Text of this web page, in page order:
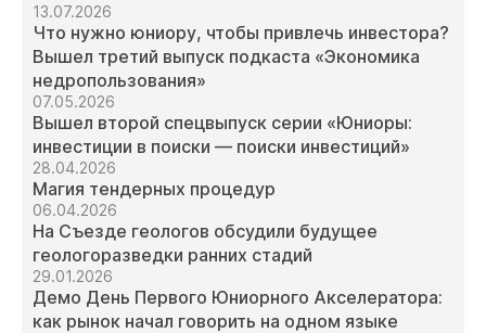
13.07.2026
Что нужно юниору, чтобы привлечь инвестора?
Вышел третий выпуск подкаста «Экономика
недропользования»
07.05.2026
Вышел второй спецвыпуск серии «Юниоры:
инвестиции в поиски — поиски инвестиций»
28.04.2026
Магия тендерных процедур
06.04.2026
На Съезде геологов обсудили будущее
геологоразведки ранних стадий
29.01.2026
Демо День Первого Юниорного Акселератора:
как рынок начал говорить на одном языке